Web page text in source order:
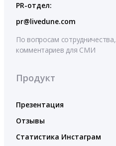
PR-отдел:
pr@livedune.com
По вопросам сотрудничества,
комментариев для СМИ
Продукт
Презентация
Отзывы
Статистика Инстаграм